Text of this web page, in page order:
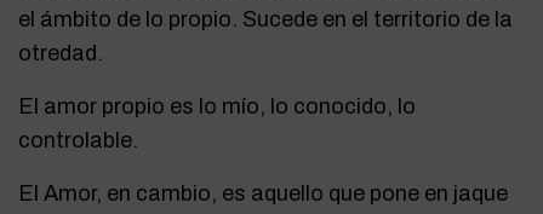
el ámbito de lo propio. Sucede en el territorio de la
otredad.
El amor propio es lo mío, lo conocido, lo
controlable.
El Amor, en cambio, es aquello que pone en jaque